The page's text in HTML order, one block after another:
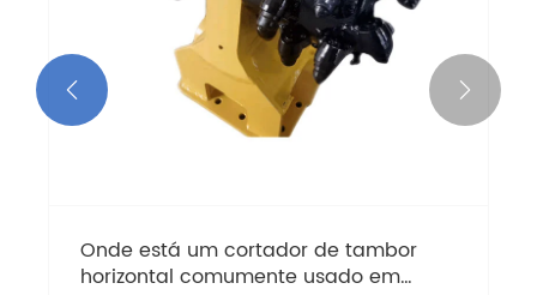
Onde está um cortador de tambor
horizontal comumente usado em
 